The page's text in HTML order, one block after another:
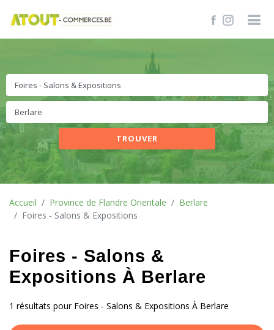
TROUVER
Accueil Province de Flandre Orientale
Berlare
Foires - Salons & Expositions
Foires - Salons &
Expositions À Berlare
1 résultats pour Foires - Salons & Expositions À Berlare